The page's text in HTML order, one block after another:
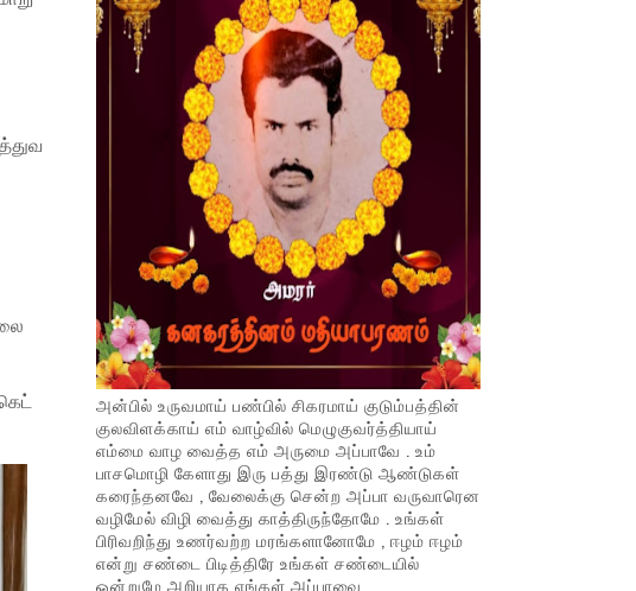
அன்பில் உருவமாய் பண்பில் சிகரமாய் குடும்பத்தின்
குலவிளக்காய் எம் வாழ்வில் மெழுகுவர்த்தியாய்
எம்மை வாழ வைத்த எம் அருமை அப்பாவே . உம்
பாசமொழி கேளாது இரு பத்து இரண்டு ஆண்டுகள்
கரைந்தனவே , வேலைக்கு சென்ற அப்பா வருவாரென
வழிமேல் விழி வைத்து காத்திருந்தோமே . உங்கள்
பிரிவறிந்து உணர்வற்ற மரங்களானோமே , ஈழம் ஈழம்
என்று சண்டை பிடித்திரே உங்கள் சண்டையில்
ஒன்றுமே அறியாத எங்கள் அப்பாவை